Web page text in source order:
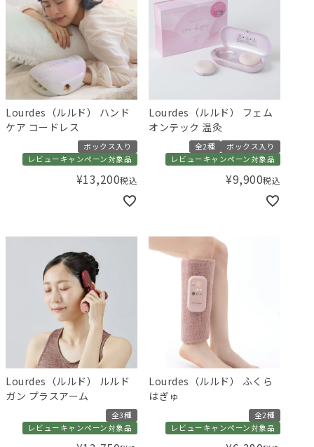
Lourdes（ルルド） ハンド
ケア コードレス
ボックス入り
レビューキャンペーン対象品
¥13,200税込
Lourdes（ルルド） フェム
オンテック 温灸
全2種
ボックス入り
レビューキャンペーン対象品
¥9,900税込
Lourdes（ルルド） ルルド
ガン プラスアーム
全3種
レビューキャンペーン対象品
Lourdes（ルルド） ふくら
はぎゅ
全2種
レビューキャンペーン対象品